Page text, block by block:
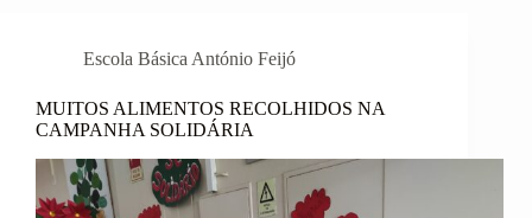
Escola Básica António Feijó
MUITOS ALIMENTOS RECOLHIDOS NA
CAMPANHA SOLIDÁRIA